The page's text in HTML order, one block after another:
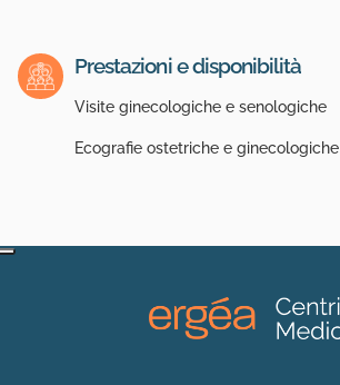
Prestazioni e disponibilità
Visite ginecologiche e senologiche
Ecografie ostetriche e ginecologiche